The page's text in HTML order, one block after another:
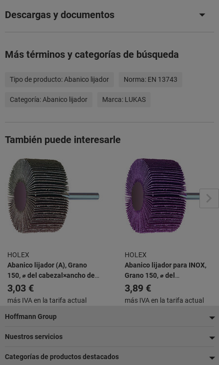
Descargas y documentos
Más términos y categorías de búsqueda
Tipo de producto:Abanico lijador Norma: EN 13743
Categoría:Abanico lijador Marca: LUKAS
También puede interesarle
HOLEX
Abanico lijador (A), Grano
150, ⌀ del cabezal×ancho de
cabezal: 10X10mm
3,03 €
más IVA en la tarifa actual
HOLEX
Abanico lijador para INOX,
Grano 150, ⌀ del
cabezal×ancho de cabezal:
30X10mm
3,89 €
más IVA en la tarifa actual
Pie
de
página
Hoffmann Group
Nuestros servicios
Categorías de productos destacados